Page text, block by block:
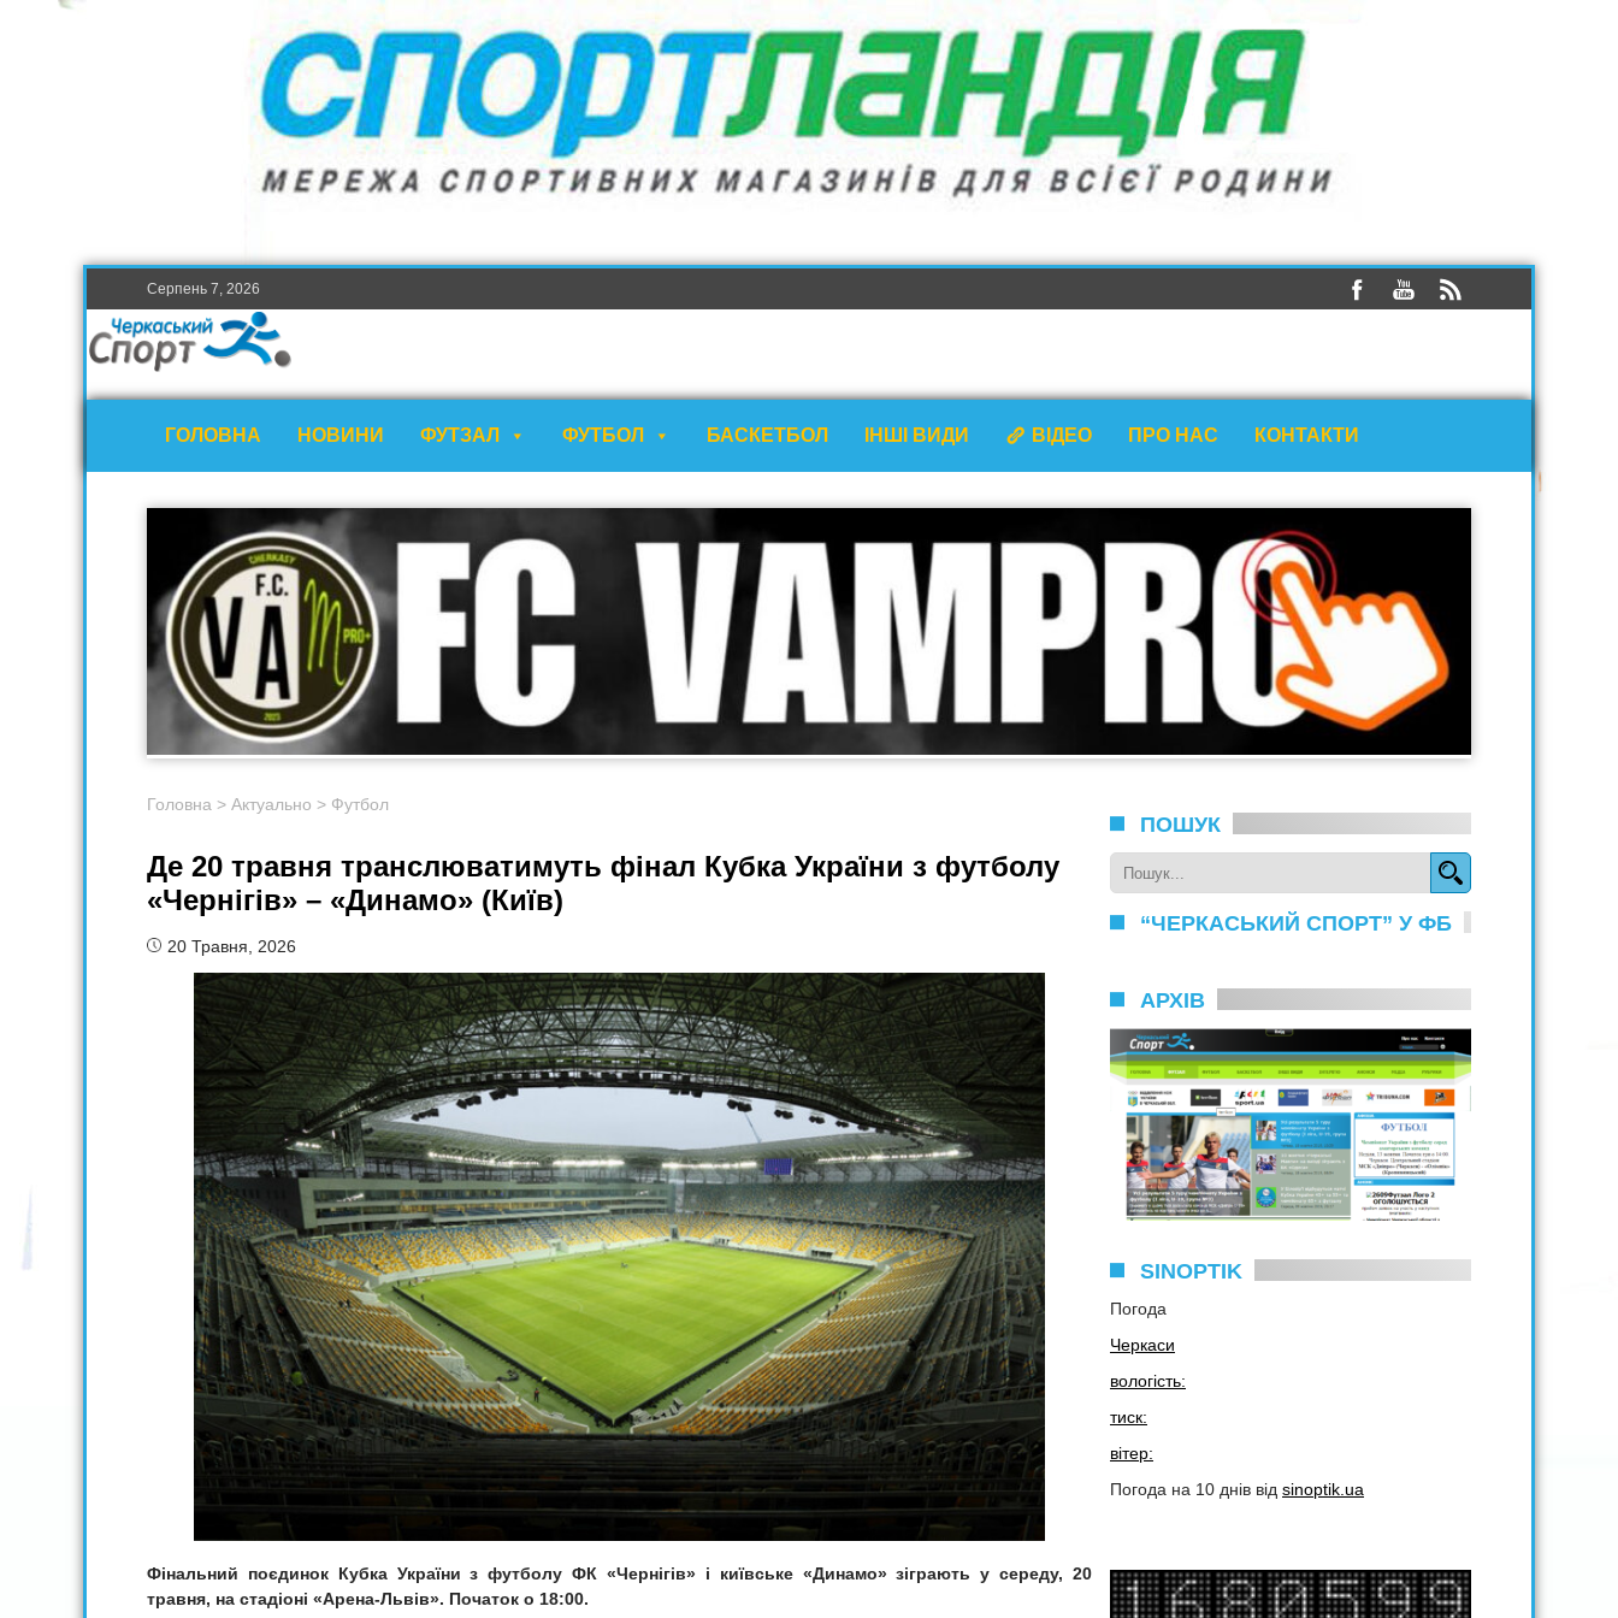
Серпень 7, 2026
ГОЛОВНА НОВИНИ ФУТЗАЛ ФУТБОЛ БАСКЕТБОЛ ІНШІ ВИДИ ВІДЕО ПРО НАС КОНТАКТИ
Головна > Актуально > Футбол
Де 20 травня транслюватимуть фінал Кубка України з футболу
«Чернігів» – «Динамо» (Київ)
20 Травня, 2026
Фінальний поєдинок Кубка України з футболу ФК «Чернігів» і київське «Динамо» зіграють у середу, 20
травня, на стадіоні «Арена-Львів». Початок о 18:00.
ПОШУК
“ЧЕРКАСЬКИЙ СПОРТ” У ФБ
АРХІВ
SINOPTIK
Погода
Черкаси
вологість:
тиск:
вітер:
Погода на 10 днів від sinoptik.ua